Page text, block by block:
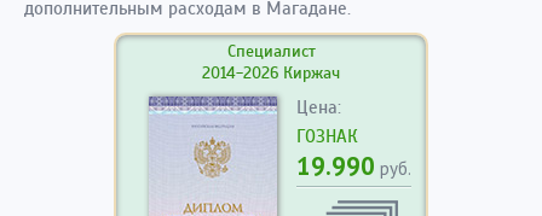
дополнительным расходам в Магадане.
Специалист
2014-2026 Киржач
Цена:
ГОЗНАК
19.990 руб.